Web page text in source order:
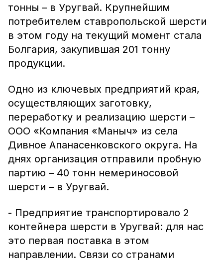
тонны – в Уругвай. Крупнейшим
потребителем ставропольской шерсти
в этом году на текущий момент стала
Болгария, закупившая 201 тонну
продукции.
Одно из ключевых предприятий края,
осуществляющих заготовку,
переработку и реализацию шерсти –
ООО «Компания «Маныч» из села
Дивное Апанасенковского округа. На
днях организация отправили пробную
партию – 40 тонн немериносовой
шерсти – в Уругвай.
- Предприятие транспортировало 2
контейнера шерсти в Уругвай: для нас
это первая поставка в этом
направлении. Связи со странами